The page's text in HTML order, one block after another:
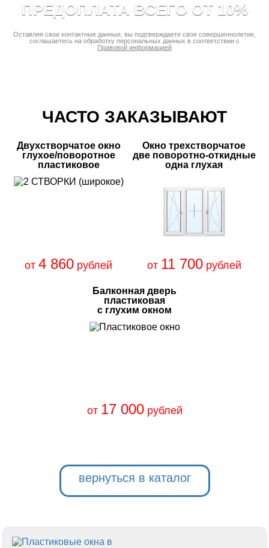
ПРЕДОПЛАТА ВСЕГО ОТ 10%
Оставляя свои контактные данные, вы подтверждаете свое совершеннолетие,
соглашаетесь на обработку персональных данных в соответствии с
Правовой информацией
ЧАСТО ЗАКАЗЫВАЮТ
Двухстворчатое окно
глухое/поворотное
пластиковое
от 4 860 рублей
Окно трехстворчатое
две поворотно-откидные
одна глухая
от 11 700рублей
Балконная дверь
пластиковая
с глухим окном
от 17 000рублей
вернуться в каталог